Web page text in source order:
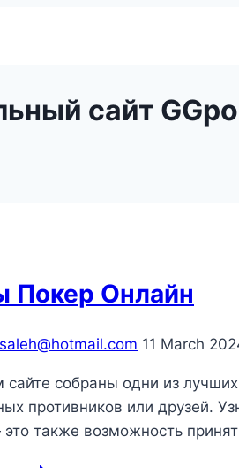
сайт
Покер Онлайн
11 March
сайте собраны одни из
противников или друзей.
также возможность